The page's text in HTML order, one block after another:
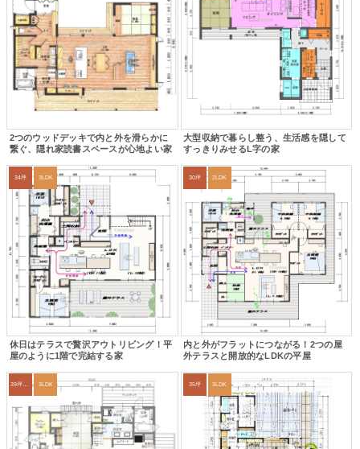
2つのウッドデッキで内と外を滑らかに
繋ぐ、隠れ家読書スペースが心地よい家
大型収納で暮らし整う、生活感を隠して
すっきりみせるL字の家
34坪 3LDK
休日はテラスで贅沢アウトリビング！平
屋のように1階で完結する家
30坪 2LDK
内と外がフラットにつながる！2つの屋
外テラスと開放的なLDKの平屋
3LDK 35坪 3LDK